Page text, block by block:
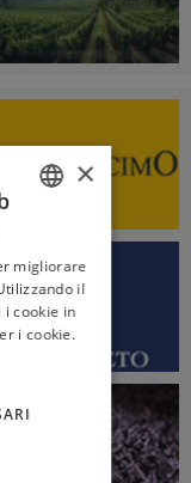
ENGLISH
×
migliorare
il
i cookie in
i cookie.